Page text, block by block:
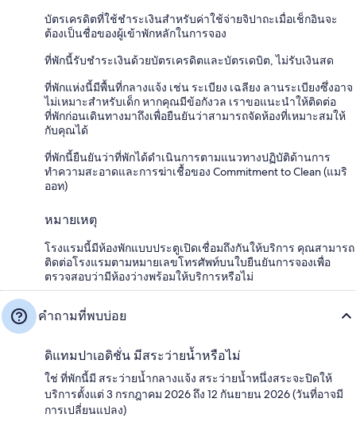
บัตรเครดิตที่ใช้ชำระเงินสำหรับค่าใช้จ่ายจิปาถะเมื่อเช็กอินจะ
ต้องเป็นชื่อของผู้เข้าพักหลักในการจอง
ที่พักนี้รับชำระเงินด้วยบัตรเครดิตและบัตรเดบิต, ไม่รับเงินสด
ที่พักแห่งนี้มีพื้นที่กลางแจ้ง เช่น ระเบียง เฉลียง ลานระเบียงซึ่งอาจ
ไม่เหมาะสำหรับเด็ก หากคุณมีข้อกังวล เราขอแนะนำให้ติดต่อ
ที่พักก่อนเดินทางมาถึงเพื่อยืนยันว่าสามารถจัดห้องที่เหมาะสมให้
กับคุณได้
ที่พักนี้ยืนยันว่าที่พักได้ดำเนินการตามแนวทางปฏิบัติด้านการ
ทำความสะอาดและการฆ่าเชื้อของ Commitment to Clean (แมริ
ออท)
หมายเหตุ
โรงแรมนี้มีห้องพักแบบประตูเปิดเชื่อมถึงกันให้บริการ คุณสามารถ
ติดต่อโรงแรมตามหมายเลขโทรศัพท์บนใบยืนยันการจองเพื่อ
ตรวจสอบว่ามีห้องว่างพร้อมให้บริการหรือไม่
คำถามที่พบบ่อย
ดิแทมปาเอดิชั่น มีสระว่ายน้ำหรือไม่
ใช่ ที่พักนี้มี สระว่ายน้ำกลางแจ้ง สระว่ายน้ำหนึ่งสระจะปิดให้
บริการตั้งแต่ 3 กรกฎาคม 2026 ถึง 12 กันยายน 2026 (วันที่อาจมี
การเปลี่ยนแปลง)